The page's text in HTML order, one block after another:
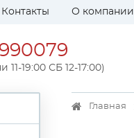
Контакты О компании
11-19:00 СБ 12-17:00)
Главная